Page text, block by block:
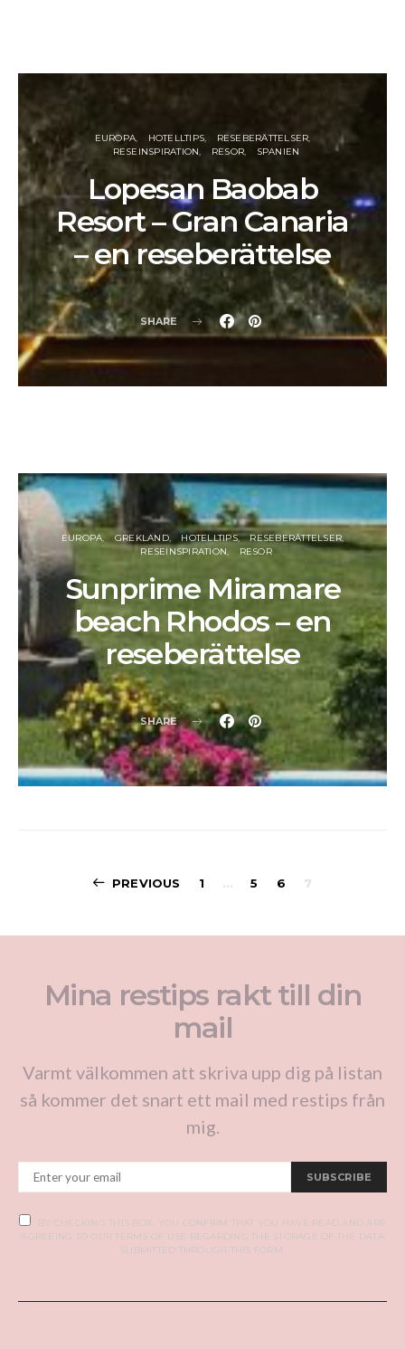
EUROPA HOTELLTIPS
RESEBERÄTTELSER
RESEINSPIRATION
RESOR SPANIEN
Lopesan Baobab
Resort – Gran Canaria
– en reseberättelse
SHARE
EUROPA GREKLAND HOTELLTIPS
RESEBERÄTTELSER
RESEINSPIRATION
RESOR
Sunprime Miramare
beach Rhodos – en
reseberättelse
SHARE
Sidnumrering
PREVIOUS 1 … 5 6 7
Mina restips rakt till din
mail
Varmt välkommen att skriva upp dig på listan
så kommer det snart ett mail med restips från
mig.
SUBSCRIBE
BY CHECKING THIS BOX, YOU CONFIRM THAT YOU HAVE READ AND ARE
AGREEING TO OUR TERMS OF USE REGARDING THE STORAGE OF THE DATA
SUBMITTED THROUGH THIS FORM.